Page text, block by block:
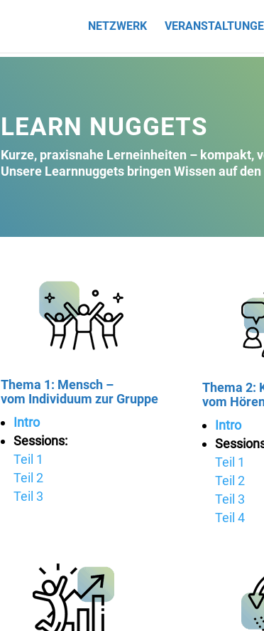
NETZWERK
LEARN NUGGETS
Kurze, praxisnahe Lerneinheiten – kompakt,
Unsere Learnnuggets bringen Wissen auf
Thema 1: Mensch –
vom Individuum zur Gruppe
Intro
Sessions:
Teil 1
Teil 2
Teil 3
Thema 2:
vom
Intro
Teil 1
Teil 2
Teil 3
Teil 4